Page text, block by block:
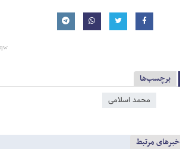
برچسب‌ها
محمد اسلامی
خبرهای مرتبط